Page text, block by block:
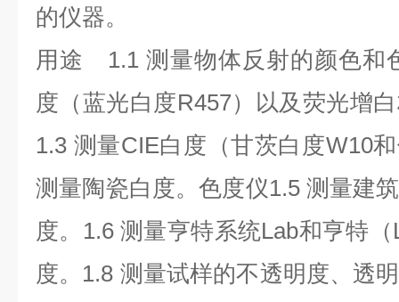
的仪器。
用途 1.1 测量物体反射的颜色
度（蓝光白度R457）以及荧光
1.3 测量CIE白度（甘茨白度W10
测量陶瓷白度。色度仪1.5 测量建
度。1.6 测量亨特系统Lab和亨特
度。1.8 测量试样的不透明度、透